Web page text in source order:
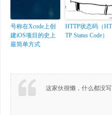
号称在Xcode上创
建iOS项目的史上
最简单方式
HTTP状态码（HT
TP Status Code）
这家伙很懒，什么都没写